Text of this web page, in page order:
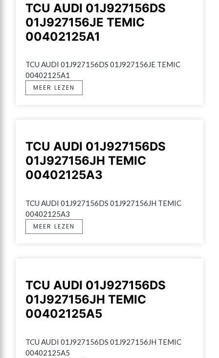
TCU AUDI 01J927156DS
01J927156JE TEMIC
00402125A1
TCU AUDI 01J927156DS 01J927156JE TEMIC
00402125A1
MEER LEZEN
TCU AUDI 01J927156DS
01J927156JH TEMIC
00402125A3
TCU AUDI 01J927156DS 01J927156JH TEMIC
00402125A3
MEER LEZEN
TCU AUDI 01J927156DS
01J927156JH TEMIC
00402125A5
TCU AUDI 01J927156DS 01J927156JH TEMIC
00402125A5